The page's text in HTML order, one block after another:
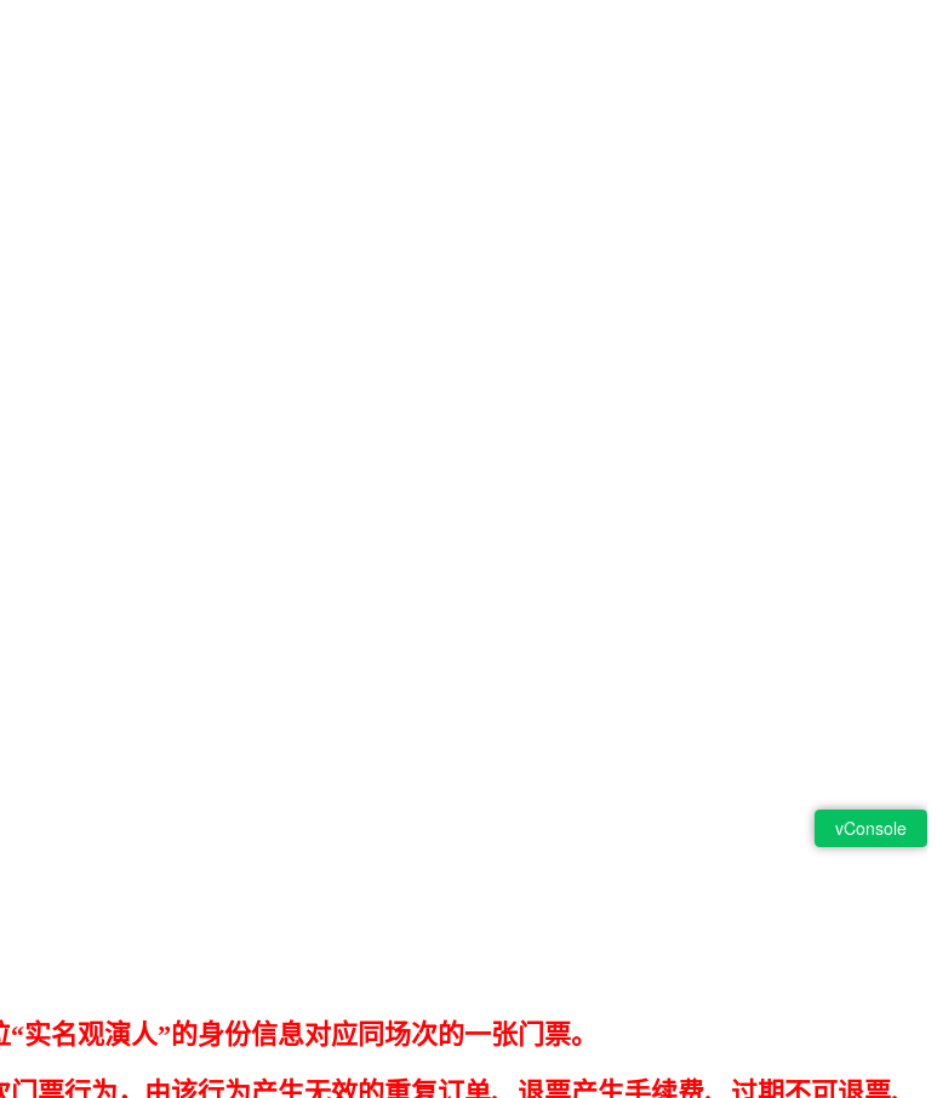
实名观演人”的身份信息对应同场次的一张门票。